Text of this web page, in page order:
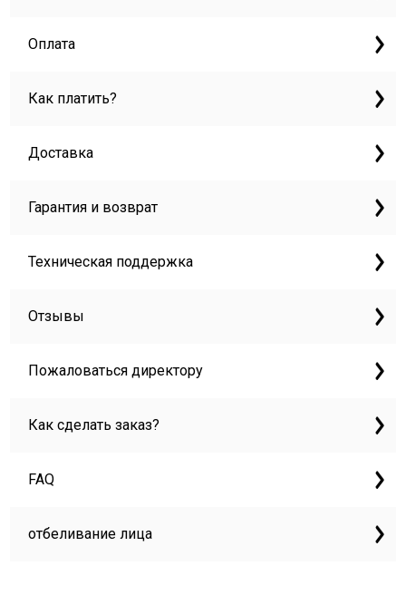
Оплата
Как платить?
Доставка
Гарантия и возврат
Техническая поддержка
Отзывы
Пожаловаться директору
Как сделать заказ?
FAQ
отбеливание лица